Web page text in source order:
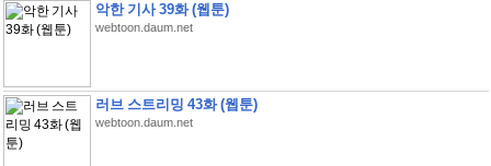
악한 기사 39화 (웹툰)
webtoon.daum.net
러브 스트리밍 43화 (웹툰)
webtoon.daum.net